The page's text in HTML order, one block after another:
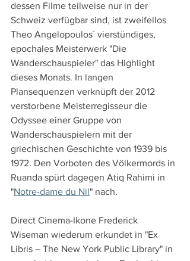
dessen Filme teilweise nur in der
Schweiz verfügbar sind, ist zweifellos
Theo Angelopoulos´ vierstündiges,
epochales Meisterwerk "Die
Wanderschauspieler" das Highlight
dieses Monats. In langen
Plansequenzen verknüpft der 2012
verstorbene Meisterregisseur die
Odyssee einer Gruppe von
Wanderschauspielern mit der
griechischen Geschichte von 1939 bis
1972. Den Vorboten des Völkermords in
Ruanda spürt dagegen Atiq Rahimi in
"Notre-dame du Nil" nach.
Direct Cinema-Ikone Frederick
Wiseman wiederum erkundet in "Ex
Libris – The New York Public Library" in